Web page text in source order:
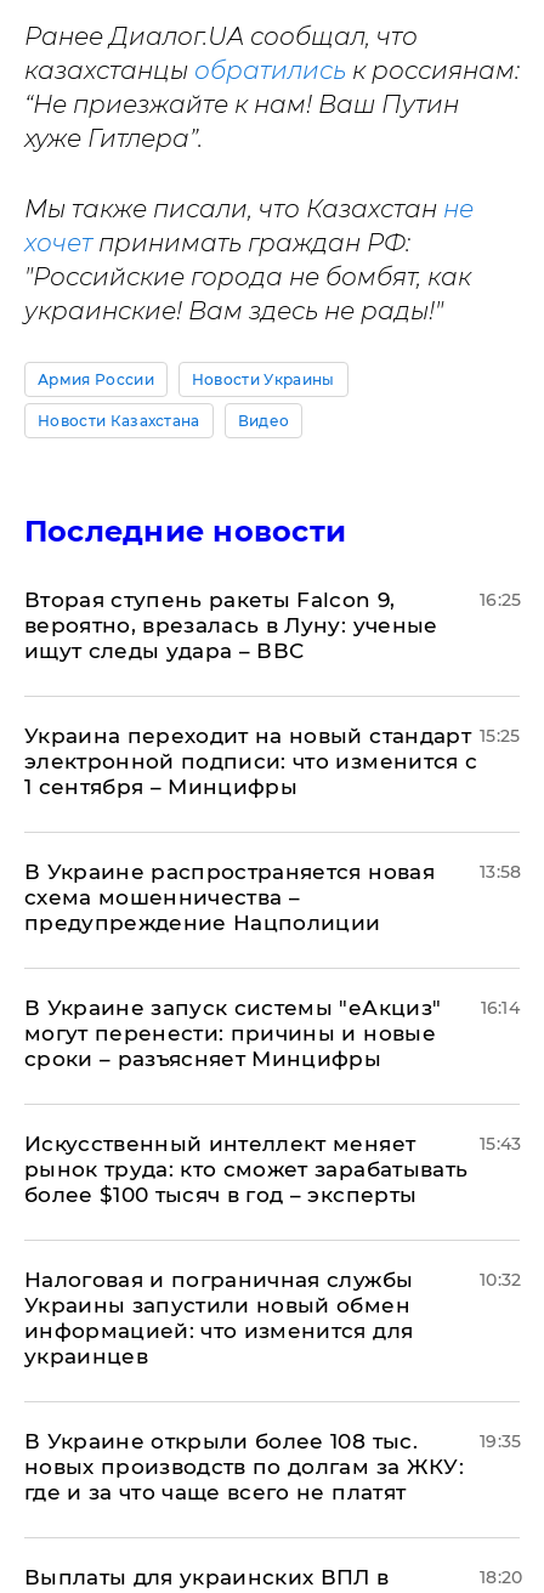
Ранее Диалог.UA сообщал, что
казахстанцы обратились к россиянам:
“Не приезжайте к нам! Ваш Путин
хуже Гитлера”.
Мы также писали, что Казахстан не
хочетпринимать граждан РФ:
"Российские города не бомбят, как
украинские! Вам здесь не рады!"
Армия России Новости Украины
Новости Казахстана Видео
Последние новости
Вторая ступень ракеты Falcon 9,
вероятно, врезалась в Луну: ученые
ищут следы удара – ВВС
16:25
Украина переходит на новый стандарт
электронной подписи: что изменится с
1 сентября – Минцифры
15:25
В Украине распространяется новая
схема мошенничества –
предупреждение Нацполиции
13:58
В Украине запуск системы "еАкциз"
могут перенести: причины и новые
сроки – разъясняет Минцифры
16:14
Искусственный интеллект меняет
рынок труда: кто сможет зарабатывать
более $100 тысяч в год – эксперты
15:43
Налоговая и пограничная службы
Украины запустили новый обмен
информацией: что изменится для
украинцев
10:32
В Украине открыли более 108 тыс.
новых производств по долгам за ЖКУ:
где и за что чаще всего не платят
19:35
Выплаты для украинских ВПЛ в
18:20